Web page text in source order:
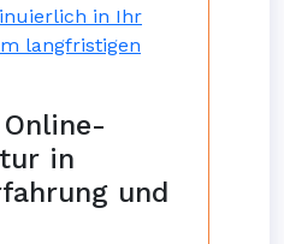
in Ihr
langfristigen
in
und